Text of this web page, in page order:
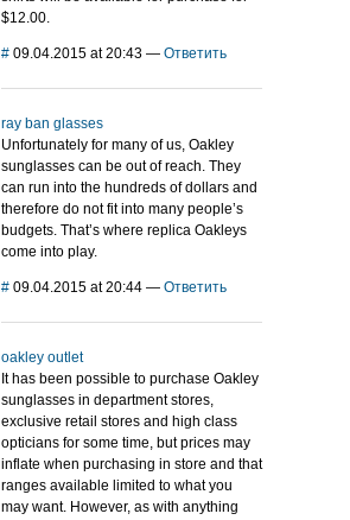
$12.00.
# 09.04.2015 at 20:43 — Ответить
ray ban glasses
Unfortunately for many of us, Oakley
sunglasses can be out of reach. They
can run into the hundreds of dollars and
therefore do not fit into many people’s
budgets. That’s where replica Oakleys
come into play.
# 09.04.2015 at 20:44 — Ответить
oakley outlet
It has been possible to purchase Oakley
sunglasses in department stores,
exclusive retail stores and high class
opticians for some time, but prices may
inflate when purchasing in store and that
ranges available limited to what you
may want. However, as with anything